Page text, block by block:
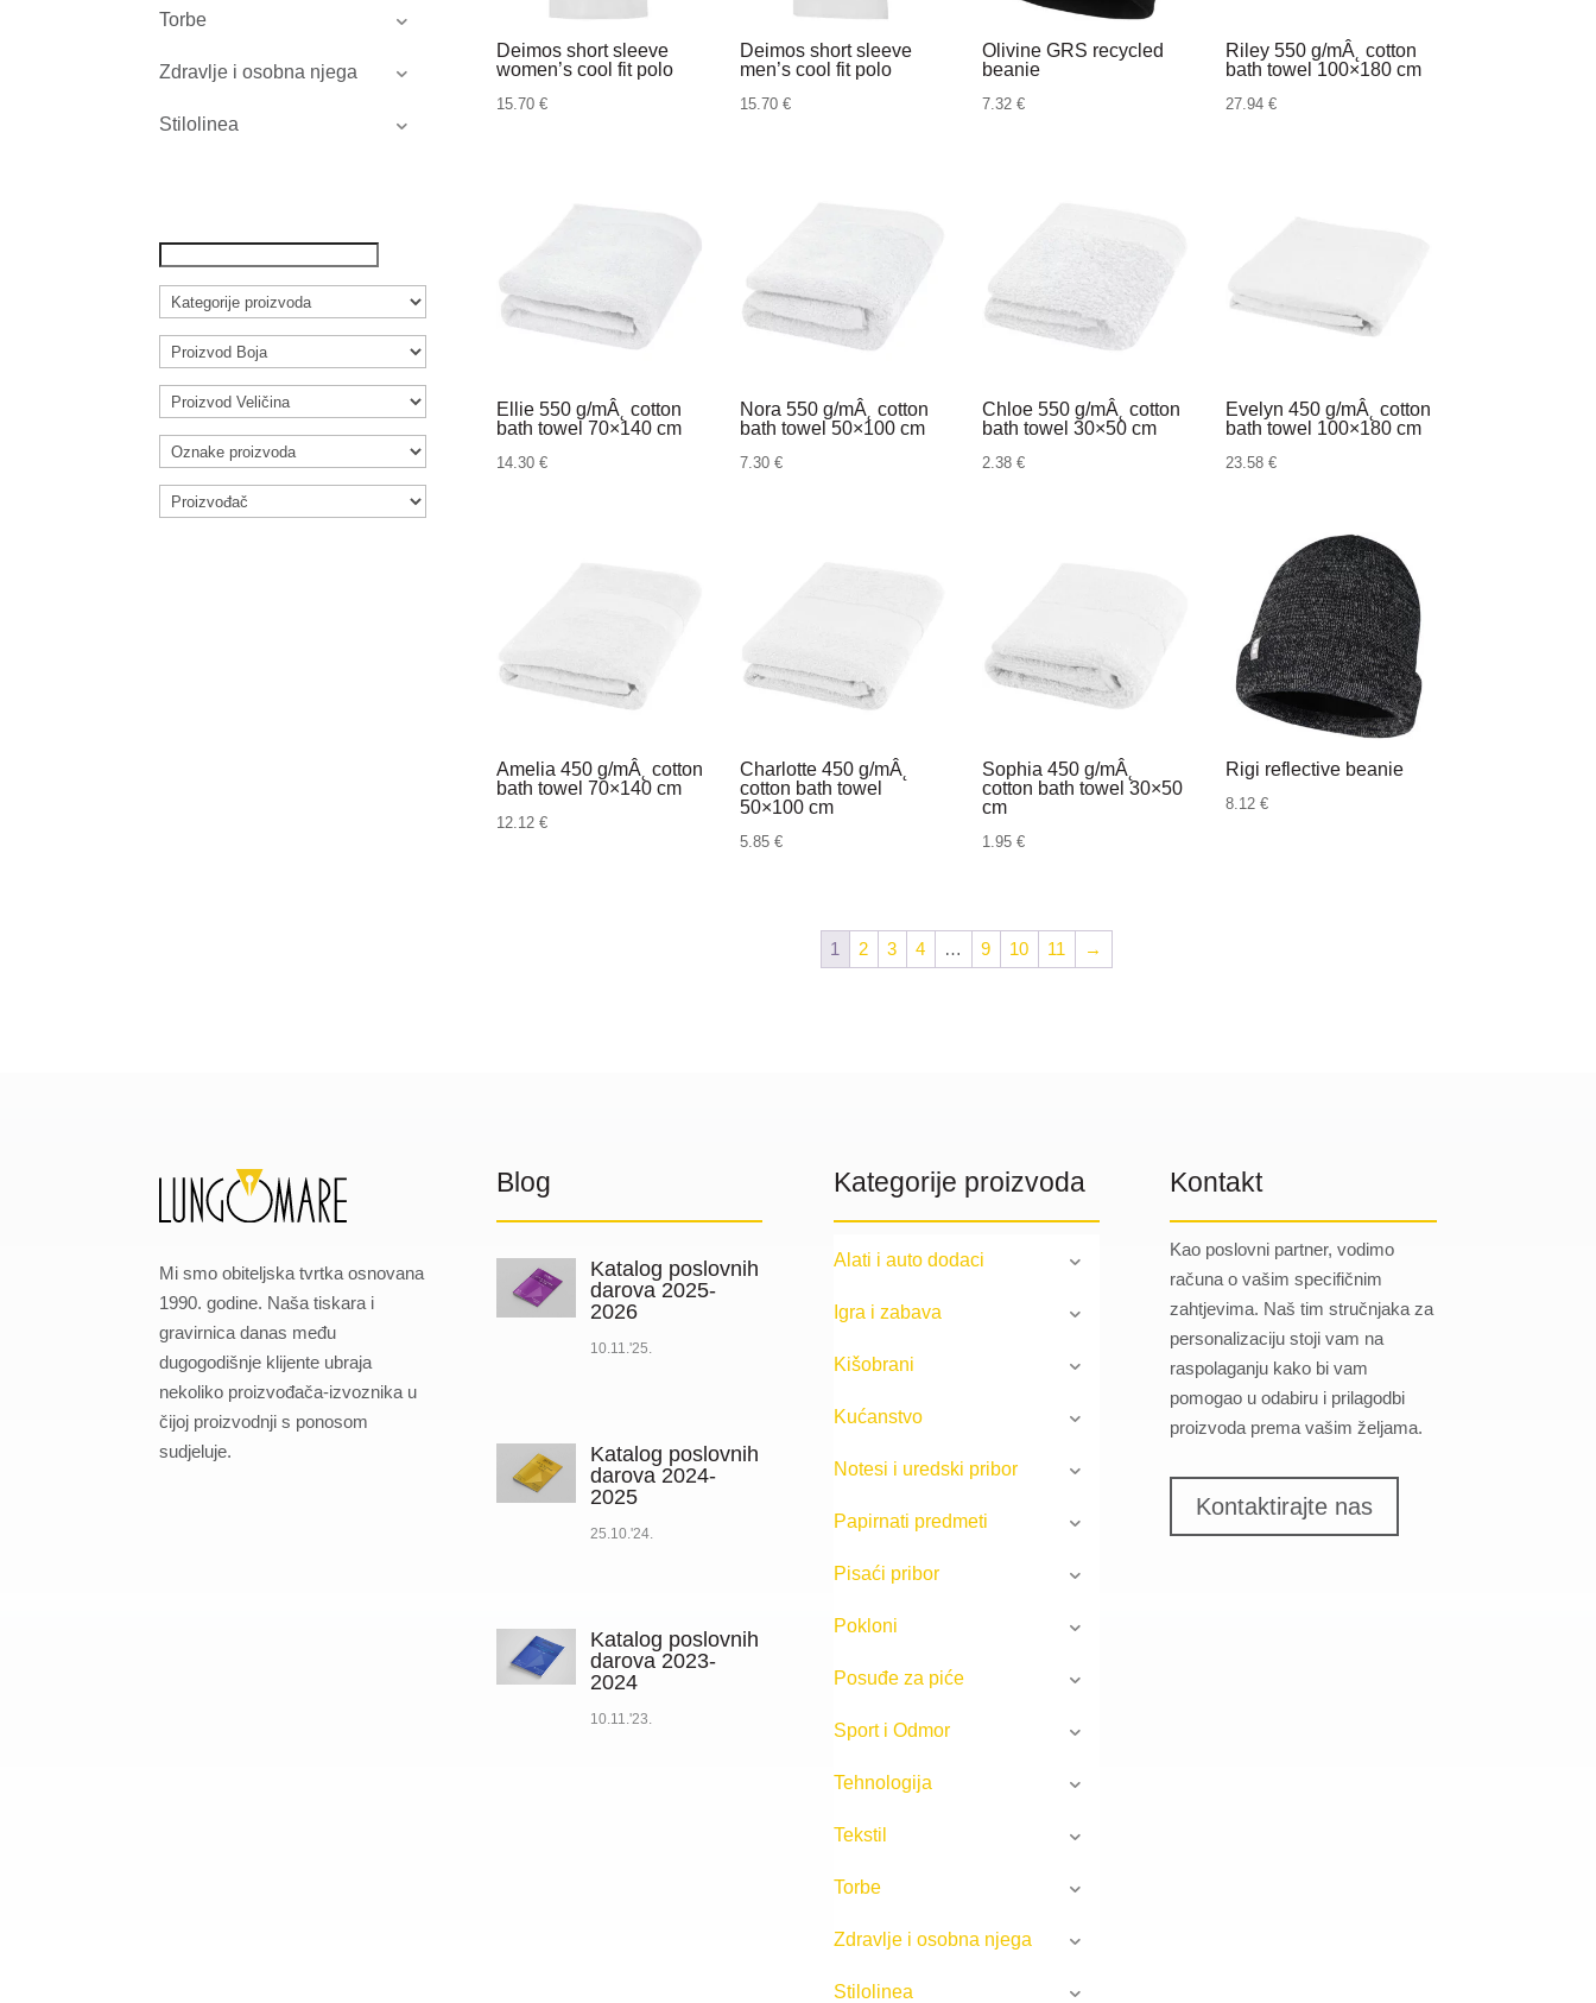
Torbe
Zdravlje i osobna njega
Stilolinea
Deimos short sleeve
women’s cool fit polo
15.70 €
Deimos short sleeve
men’s cool fit polo
15.70 €
Olivine GRS recycled
beanie
7.32€
Riley 550 g/mÂ˛ cotton
bath towel 100×180 cm
27.94 €
Ellie 550 g/mÂ˛ cotton
bath towel 70×140 cm
14.30 €
Nora 550 g/mÂ˛ cotton
bath towel 50×100 cm
7.30 €
Chloe 550 g/mÂ˛ cotton
bath towel 30×50 cm
2.38€
Evelyn 450 g/mÂ˛ cotton
bath towel 100×180 cm
23.58 €
Amelia 450 g/mÂ˛ cotton
bath towel 70×140 cm
12.12 €
Charlotte 450 g/mÂ˛
cotton bath towel
50×100 cm
5.85 €
Sophia 450 g/mÂ˛
cotton bath towel 30×50
cm
1.95€
Rigi reflective beanie
8.12 €
1 2 3 4 … 9 10 11 →
Mi smo obiteljska tvrtka osnovana
1990. godine. Naša tiskara i
gravirnica danas među
dugogodišnje klijente ubraja
nekoliko proizvođača-izvoznika u
čijoj proizvodnji s ponosom
sudjeluje.
Blog
Katalog poslovnih
darova 2025-
2026
10.11.'25.
Katalog poslovnih
darova 2024-
2025
25.10.'24.
Katalog poslovnih
darova 2023-
2024
10.11.'23.
Kategorije proizvoda
Alati i auto dodaci
Igra i zabava
Kišobrani
Kućanstvo
Notesi i uredski pribor
Papirnati predmeti
Pisaći pribor
Pokloni
Posuđe za piće
Sport i Odmor
Tehnologija
Tekstil
Torbe
Zdravlje i osobna njega
Stilolinea
Kontakt
Kao poslovni partner, vodimo
računa o vašim specifičnim
zahtjevima. Naš tim stručnjaka za
personalizaciju stoji vam na
raspolaganju kako bi vam
pomogao u odabiru i prilagodbi
proizvoda prema vašim željama.
Kontaktirajte nas